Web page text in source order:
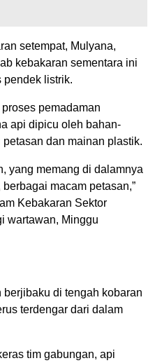
setempat, Mulyana,
kebakaran sementara ini
pendek listrik.
pemadaman
api dipicu oleh bahan-
dan mainan plastik.
yang memang di dalamnya
macam petasan,”
Kebakaran Sektor
wartawan, Minggu
di tengah kobaran
terdengar dari dalam
tim gabungan, api